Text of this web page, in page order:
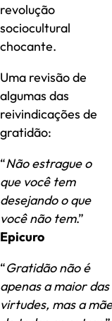
revolução
sociocultural
chocante.
Uma revisão de
algumas das
reivindicações de
gratidão:
“Não estrague o
que você tem
desejando o que
você não tem.”
Epicuro
“Gratidão não é
apenas a maior das
virtudes, mas a mãe